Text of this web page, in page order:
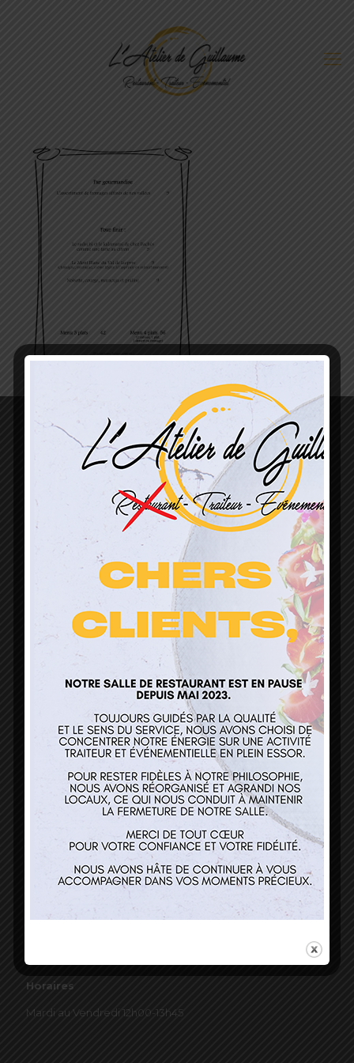
L’Atelier de Guillaume
1 Lieu Dit Sur Les Prés
68160 Sainte Marie Aux Mines
contact@atelierdeguillaume.fr
Nos services
Restaurant
Contact
Horaires
Mardi au Vendredi 12h00-13h45